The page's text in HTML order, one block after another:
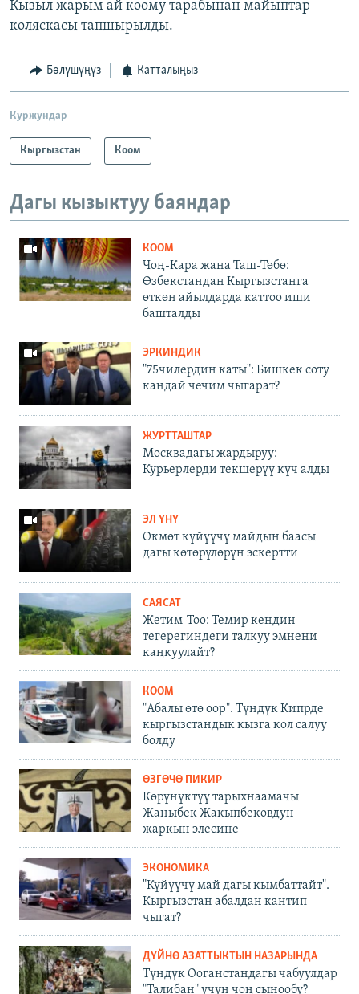
Кызыл жарым ай коому тарабынан майыптар
коляскасы тапшырылды.
Бөлүшүңүз Катталыңыз
Куржундар
Кыргызстан Коом
Дагы кызыктуу баяндар
КООМ
Чоң-Кара жана Таш-Төбө:
Өзбекстандан Кыргызстанга
өткөн айылдарда каттоо иши
башталды
ЭРКИНДИК
"75чилердин каты": Бишкек соту
кандай чечим чыгарат?
ЖУРТТАШТАР
Москвадагы жардыруу:
Курьерлерди текшерүү күч алды
ЭЛ ҮНҮ
Өкмөт күйүүчү майдын баасы
дагы көтөрүлөрүн эскертти
САЯСАТ
Жетим-Тоо: Темир кендин
тегерегиндеги талкуу эмнени
каңкуулайт?
КООМ
"Абалы өтө оор". Түндүк Кипрде
кыргызстандык кызга кол салуу
болду
ӨЗГӨЧӨ ПИКИР
Көрүнүктүү тарыхнаамачы
Жаныбек Жакыпбековдун
жаркын элесине
ЭКОНОМИКА
"Күйүүчү май дагы кымбаттайт".
Кыргызстан абалдан кантип
чыгат?
ДҮЙНӨ АЗАТТЫКТЫН НАЗАРЫНДА
Түндүк Ооганстандагы чабуулдар
"Талибан" үчүн чоң сынообу?